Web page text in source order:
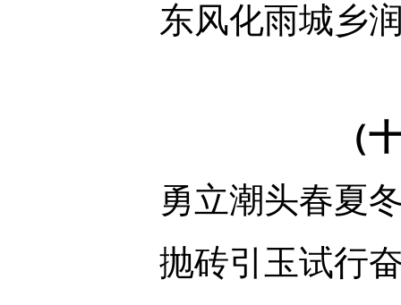
东风化雨城乡
（
勇立潮头春夏
抛砖引玉试行